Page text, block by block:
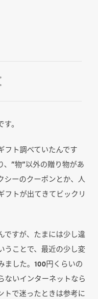
。
フト調べていたんです
、”物”以外の贈り物があ
シーのクーポンとか、人
フトが出てきてビックリ
ですが、たまには少し違
うことで、最近の少し変
ました。100円くらいの
ないインターネットなら
トで迷ったときは参考に